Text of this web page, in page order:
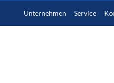
Unternehmen Service